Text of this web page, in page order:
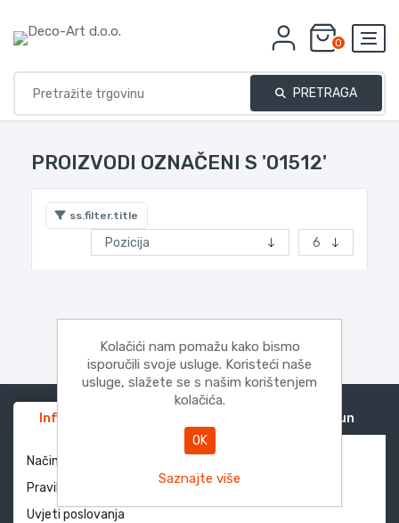
0
PRETRAGA
PROIZVODI OZNAČENI S '01512'
ss.filter.title
Informacije Moj račun
Način dostave i povrati
Pravila privatnosti
Uvjeti poslovanja
Kolačići nam pomažu kako bismo
isporučili svoje usluge. Koristeći naše
usluge, slažete se s našim korištenjem
kolačića.
OK
Saznajte više